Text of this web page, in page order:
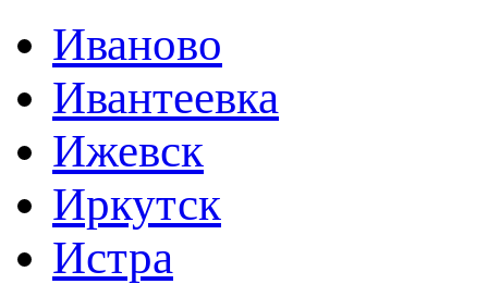
Иваново
Ивантеевка
Ижевск
Иркутск
Истра